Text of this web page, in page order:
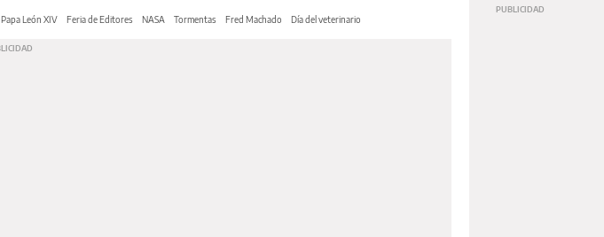
Papa León XIV Feria de Editores NASA Tormentas Fred Machado Día del veterinario